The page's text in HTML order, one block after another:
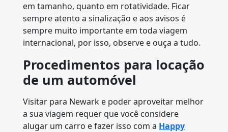
em tamanho, quanto em rotatividade. Ficar
sempre atento a sinalização e aos avisos é
sempre muito importante em toda viagem
internacional, por isso, observe e ouça a tudo.
Procedimentos para locação
de um automóvel
Visitar para Newark e poder aproveitar melhor
a sua viagem requer que você considere
alugar um carro e fazer isso com a Happy